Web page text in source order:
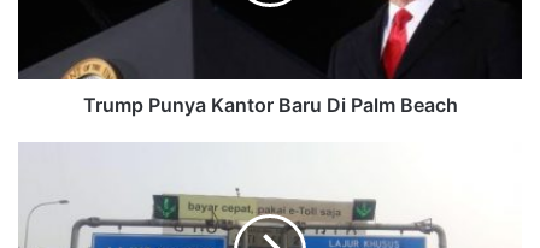
Trump Punya Kantor Baru Di Palm Beach